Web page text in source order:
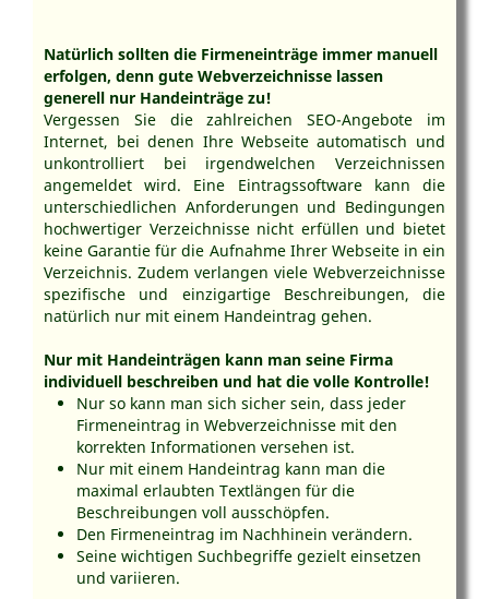
Natürlich sollten die Firmeneinträge immer manuell
erfolgen,denn gute Webverzeichnisse lassen
generell nur Handeinträge zu!
Vergessen Sie die zahlreichen SEO-Angebote im
Internet, bei denen Ihre Webseite automatisch und
unkontrolliert bei irgendwelchen Verzeichnissen
angemeldet wird. Eine Eintragssoftware kann die
unterschiedlichen Anforderungen und Bedingungen
hochwertiger Verzeichnisse nicht erfüllen und bietet
keine Garantie für die Aufnahme Ihrer Webseite in ein
Verzeichnis. Zudem verlangen viele Webverzeichnisse
spezifische und einzigartige Beschreibungen, die
natürlich nur mit einem Handeintrag gehen.
Nur mit Handeinträgen kann man seine Firma
individuell beschreiben und hat die volle Kontrolle!
Nur so kann man sich sicher sein, dass jeder
Firmeneintrag in Webverzeichnisse mit den
korrekten Informationen versehen ist.
Nur mit einem Handeintrag kann man die
maximal erlaubten Textlängen für die
Beschreibungen voll ausschöpfen.
Den Firmeneintrag im Nachhinein verändern.
Seine wichtigen Suchbegriffe gezielt einsetzen
und variieren.